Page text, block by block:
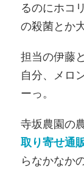
るのにホコ
の殺菌とか
担当の伊藤
自分、メロ
ーっ。
寺坂農園の
取り寄せ通
らなかなか